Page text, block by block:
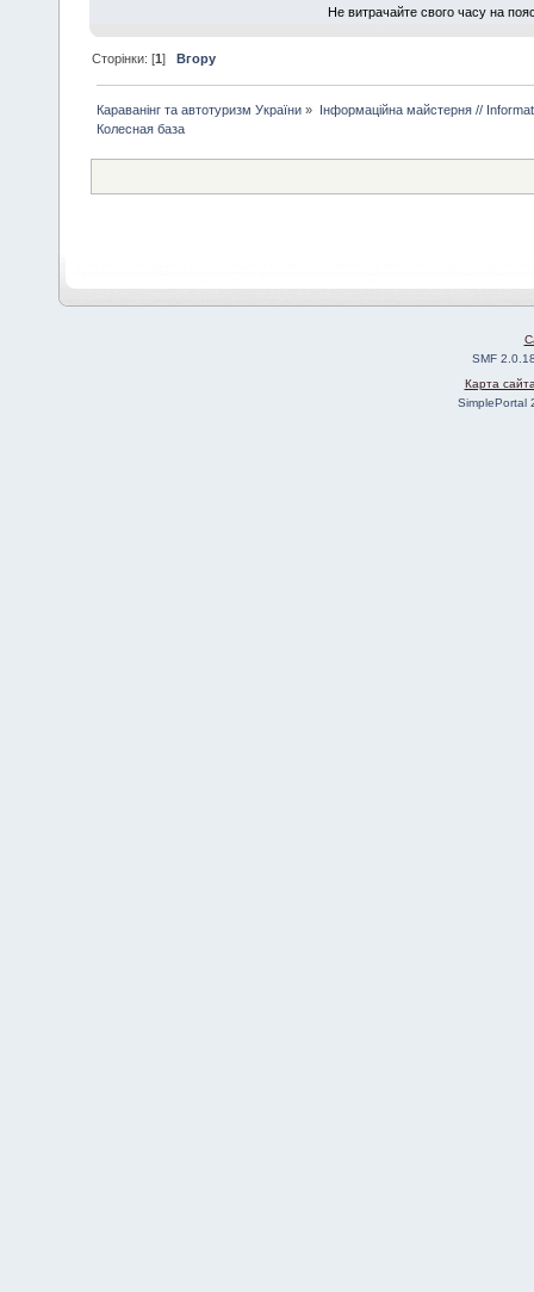
Не витрачайте свого часу на
Сторінки: [1] Вгору
Караванінг та автотуризм України » Інформаційна майстерня //
Колесная база
SMF
Карта
SimplePortal